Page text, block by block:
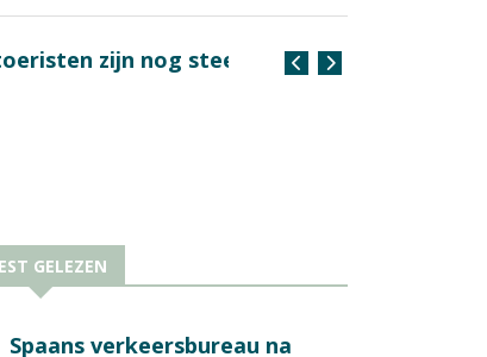
zijn nog steeds
Coffee with the
GELEZEN
Spaans verkeersbureau na